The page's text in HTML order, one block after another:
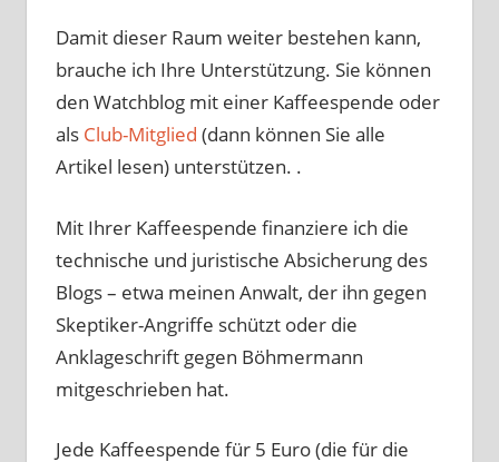
Damit dieser Raum weiter bestehen kann,
brauche ich Ihre Unterstützung. Sie können
den Watchblog mit einer Kaffeespende oder
als Club-Mitglied (dann können Sie alle
Artikel lesen) unterstützen. .
Mit Ihrer Kaffeespende finanziere ich die
technische und juristische Absicherung des
Blogs – etwa meinen Anwalt, der ihn gegen
Skeptiker-Angriffe schützt oder die
Anklageschrift gegen Böhmermann
mitgeschrieben hat.
Jede Kaffeespende für 5 Euro (die für die